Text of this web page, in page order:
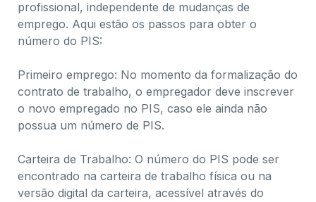
profissional, independente de mudanças de
emprego. Aqui estão os passos para obter o
número do PIS:
Primeiro emprego: No momento da formalização do
contrato de trabalho, o empregador deve inscrever
o novo empregado no PIS, caso ele ainda não
possua um número de PIS.
Carteira de Trabalho: O número do PIS pode ser
encontrado na carteira de trabalho física ou na
versão digital da carteira, acessível através do